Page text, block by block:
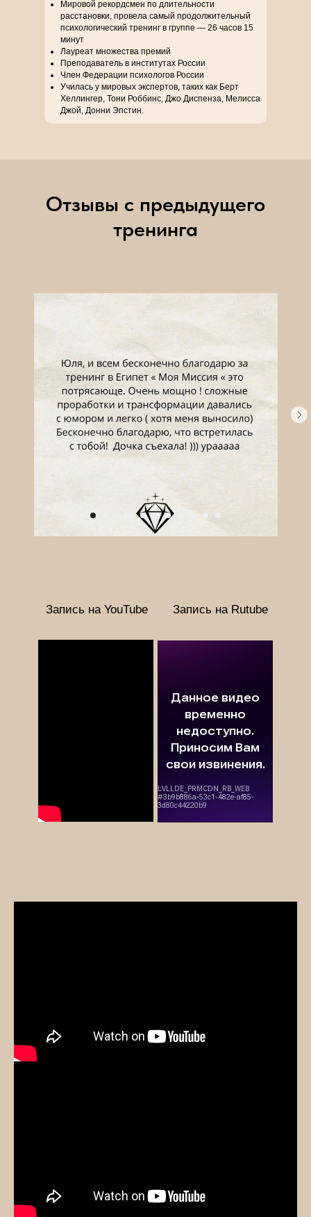
Мировой рекордсмен по длительности
расстановки, провела самый продолжительный
психологический тренинг в группе — 26 часов 15
минут
Лауреат множества премий
Преподаватель в институтах России
Член Федерации психологов России
Училась у мировых экспертов, таких как Берт
Хеллингер, Тони Роббинс, Джо Диспенза, Мелисса
Джой, Донни Эпстин.
Отзывы с предыдущего
тренинга
Запись на YouTube Запись на Rutube